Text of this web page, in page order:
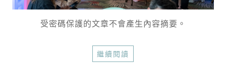
受密碼保護的文章不會產生內容摘要。
繼續閱讀